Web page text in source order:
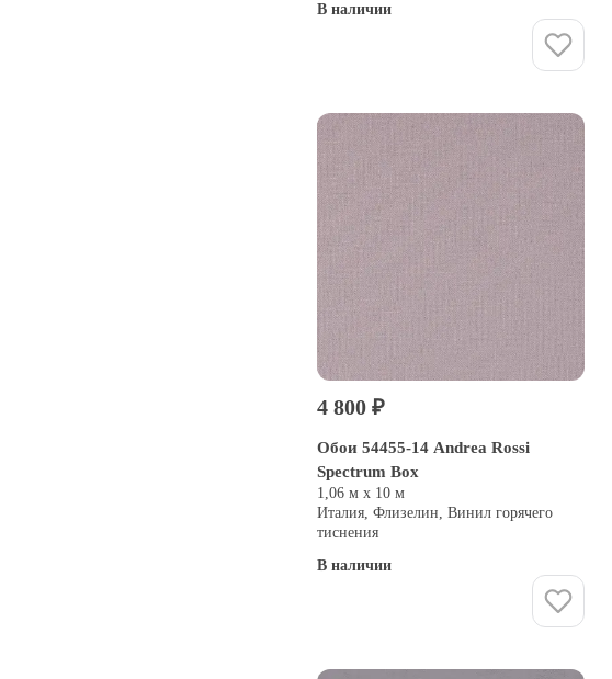
В наличии
4 800 ₽
Обои 54455-14 Andrea Rossi
Spectrum Box
1,06 м х 10 м
Италия, Флизелин, Винил горячего
тиснения
В наличии